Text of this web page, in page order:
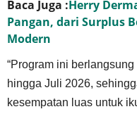
Baca Juga :Herry
Pangan, dari Surplus
Modern
“Program ini
hingga Juli 2026,
kesempatan luas untuk